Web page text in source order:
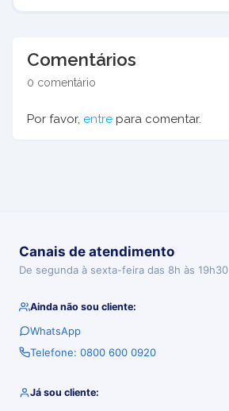
Comentários
0 comentário
Por favor, entre para comentar.
Canais de atendimento
De segunda à sexta-feira das 8h às 19h30
Ainda não sou cliente:
WhatsApp
Telefone: 0800 600 0920
Já sou cliente: